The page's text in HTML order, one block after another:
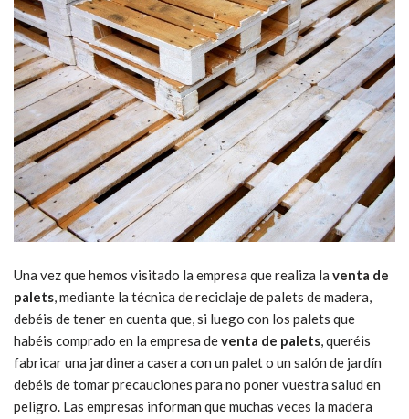
Una vez que hemos visitado la empresa que realiza la venta de
palets, mediante la técnica de reciclaje de palets de madera,
debéis de tener en cuenta que, si luego con los palets que
habéis comprado en la empresa deventa de palets, queréis
fabricar una jardinera casera con un palet o un salón de jardín
debéis de tomar precauciones para no poner vuestra salud en
peligro. Las empresas informan que muchas veces la madera